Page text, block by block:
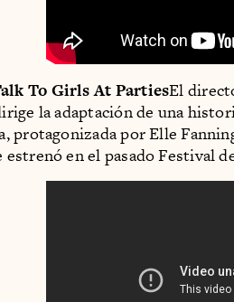
To Girls At PartiesEl
la adaptación de una
protagonizada por Elle
estrenó en el pasado Festival